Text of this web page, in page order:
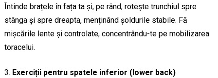
Întinde brațele în fața ta și, pe rând, rotește trunchiul spre
stânga și spre dreapta, menținând șoldurile stabile. Fă
mișcările lente și controlate, concentrându-te pe mobilizarea
toracelui.
Exerciții pentru spatele inferior (lower back)